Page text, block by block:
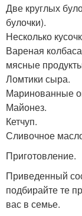
Две круглых
булочки).
Несколько
Вареная
мясные
Ломтики сыра.
Маринованные
Майонез.
Кетчуп.
Сливочное
Приготовление.
Приведенный
подбирайте те
вас в семье.